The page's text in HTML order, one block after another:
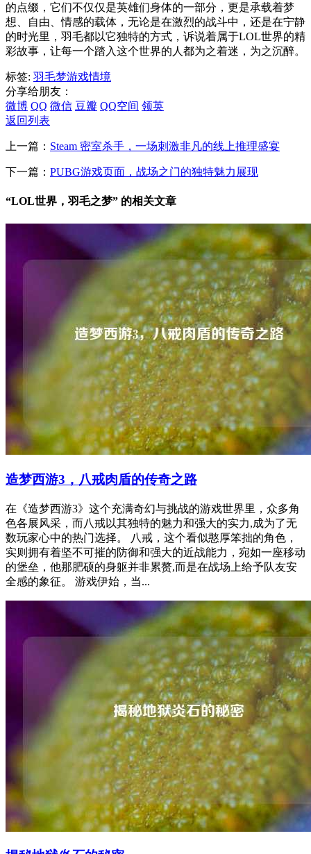
的点缀，它们不仅仅是英雄们身体的一部分，更是承载着梦
想、自由、情感的载体，无论是在激烈的战斗中，还是在宁静
的时光里，羽毛都以它独特的方式，诉说着属于LOL世界的精
彩故事，让每一个踏入这个世界的人都为之着迷，为之沉醉。
标签: 羽毛梦游戏情境
分享给朋友：
微博 QQ 微信 豆瓣 QQ空间 领英
返回列表
上一篇： Steam 密室杀手，一场刺激非凡的线上推理盛宴
下一篇： PUBG游戏页面，战场之门的独特魅力展现
“LOL世界，羽毛之梦” 的相关文章
造梦西游3，八戒肉盾的传奇之路
在《造梦西游3》这个充满奇幻与挑战的游戏世界里，众多角
色各展风采，而八戒以其独特的魅力和强大的实力,成为了无
数玩家心中的热门选择。 八戒，这个看似憨厚笨拙的角色，
实则拥有着坚不可摧的防御和强大的近战能力，宛如一座移动
的堡垒，他那肥硕的身躯并非累赘,而是在战场上给予队友安
全感的象征。 游戏伊始，当...